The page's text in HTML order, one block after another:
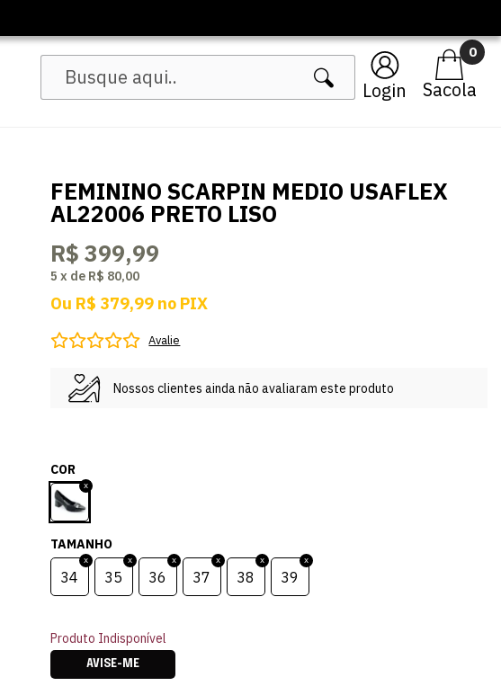
Login
0
FEMININO SCARPIN MEDIO USAFLEX
AL22006 PRETO LISO
R$ 399,99
5 x de R$ 80,00
Ou R$ 379,99 no PIX
Avalie
Nossos clientes ainda não avaliaram este produto
COR
TAMANHO
34 35 36 37 38 39
Produto Indisponível
AVISE-ME